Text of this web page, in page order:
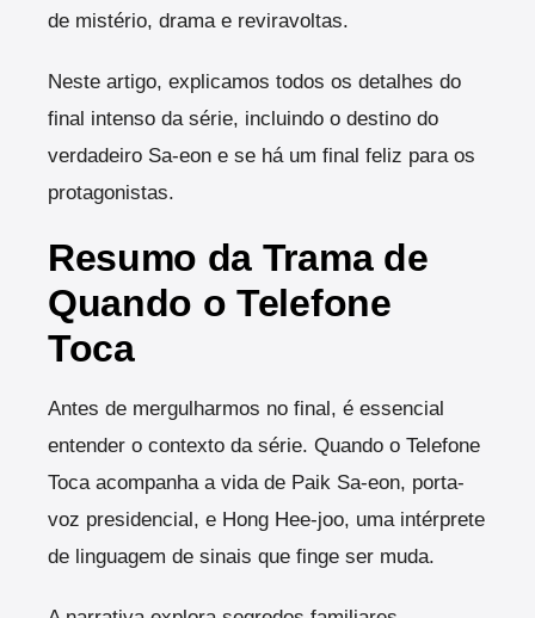
de mistério, drama e reviravoltas.
Neste artigo, explicamos todos os detalhes do
final intenso da série, incluindo o destino do
verdadeiro Sa-eon e se há um final feliz para os
protagonistas.
Resumo da Trama de
Quando o Telefone
Toca
Antes de mergulharmos no final, é essencial
entender o contexto da série. Quando o Telefone
Toca acompanha a vida de Paik Sa-eon, porta-
voz presidencial, e Hong Hee-joo, uma intérprete
de linguagem de sinais que finge ser muda.